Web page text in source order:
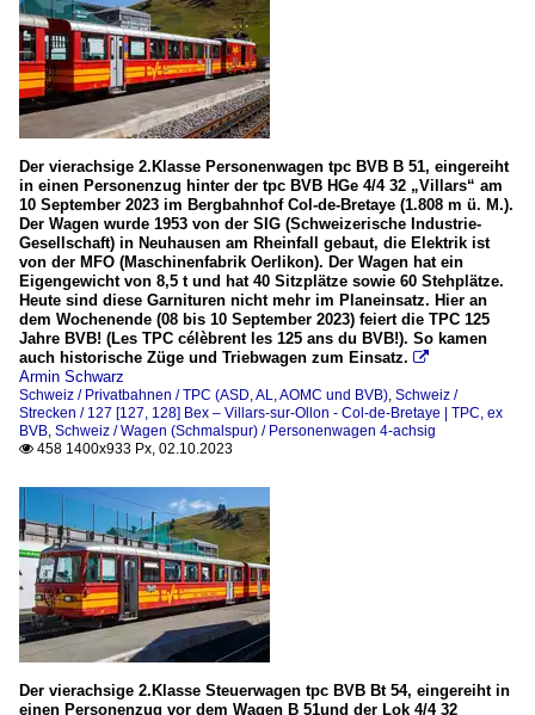
Der vierachsige 2.Klasse Personenwagen tpc BVB B 51, eingereiht
in einen Personenzug hinter der tpc BVB HGe 4/4 32 „Villars“ am
10 September 2023 im Bergbahnhof Col-de-Bretaye (1.808 m ü. M.).
Der Wagen wurde 1953 von der SIG (Schweizerische Industrie-
Gesellschaft) in Neuhausen am Rheinfall gebaut, die Elektrik ist
von der MFO (Maschinenfabrik Oerlikon). Der Wagen hat ein
Eigengewicht von 8,5 t und hat 40 Sitzplätze sowie 60 Stehplätze.
Heute sind diese Garnituren nicht mehr im Planeinsatz. Hier an
dem Wochenende (08 bis 10 September 2023) feiert die TPC 125
Jahre BVB! (Les TPC célèbrent les 125 ans du BVB!). So kamen
auch historische Züge und Triebwagen zum Einsatz. 
Armin Schwarz
Schweiz / Privatbahnen / TPC (ASD, AL, AOMC und BVB), Schweiz /
Strecken / 127 [127, 128] Bex – Villars-sur-Ollon - Col-de-Bretaye | TPC, ex
BVB, Schweiz / Wagen (Schmalspur) / Personenwagen 4-achsig
 458 1400x933 Px, 02.10.2023
Der vierachsige 2.Klasse Steuerwagen tpc BVB Bt 54, eingereiht in
einen Personenzug vor dem Wagen B 51und der Lok 4/4 32